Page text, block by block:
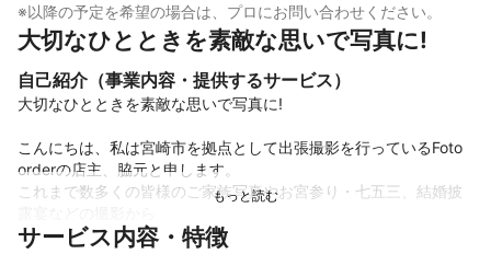
※以降の予定を希望の場合は、プロにお問い合わせください。
大切なひとときを素敵な思いで写真に!
自己紹介（事業内容・提供するサービス）
大切なひとときを素敵な思いで写真に!
こんにちは、私は宮崎市を拠点として出張撮影を行っているFoto
orderの店主、脇元と申します。
これまで数多くの皆様のご家族写真やお宮参り・七五三、結婚披
スポーツイベントの撮影を承っており、既に400件を超える実績
サービス内容・特徴